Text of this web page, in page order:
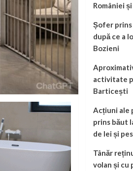
României
Șofer
după ce a
Bozieni
activitate
Barticești
Acțiuni ale
prins băut
de lei și
Tânăr
volan și cu